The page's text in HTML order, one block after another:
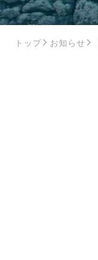
トップ お知らせ